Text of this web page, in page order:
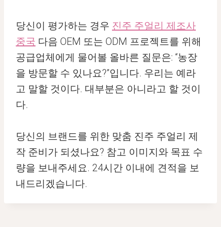
당신이 평가하는 경우 진주 주얼리 제조사
중국 다음 OEM 또는 ODM 프로젝트를 위해
공급업체에게 물어볼 올바른 질문은: “농장
을 방문할 수 있나요?”입니다. 우리는 예라
고 말할 것이다. 대부분은 아니라고 할 것이
다.
당신의 브랜드를 위한 맞춤 진주 주얼리 제
작 준비가 되셨나요? 참고 이미지와 목표 수
량을 보내주세요. 24시간 이내에 견적을 보
내드리겠습니다.